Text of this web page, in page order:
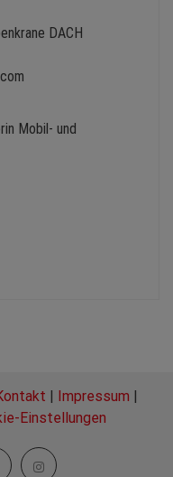
DACH
Mobil- und
Impressum
Einstellungen